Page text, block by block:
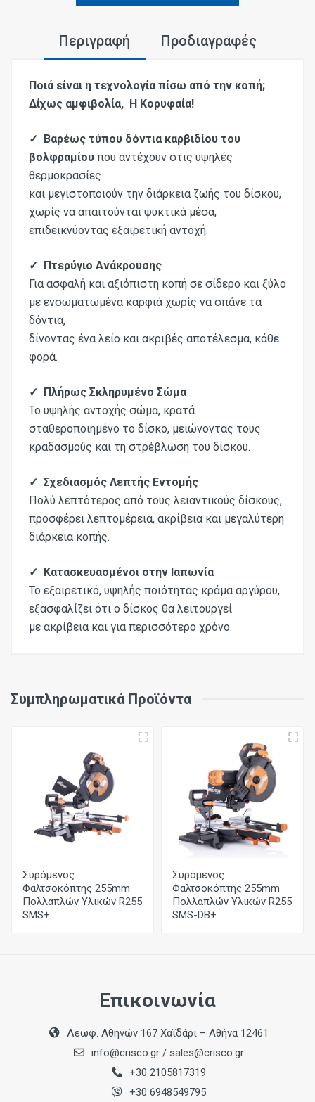
Περιγραφή Προδιαγραφές
Ποιά είναι η τεχνολογία πίσω από την κοπή;
Δίχως αμφιβολία, Η Κορυφαία!
✓ Βαρέως τύπου δόντια καρβιδίου του
βολφραμίου που αντέχουν στις υψηλές
θερμοκρασίες
και μεγιστοποιούν την διάρκεια ζωής του δίσκου,
χωρίς να απαιτούνται ψυκτικά μέσα,
επιδεικνύοντας εξαιρετική αντοχή.
✓ Πτερύγιο Ανάκρουσης
Για ασφαλή και αξιόπιστη κοπή σε σίδερο και ξύλο
με ενσωματωμένα καρφιά χωρίς να σπάνε τα
δόντια,
δίνοντας ένα λείο και ακριβές αποτέλεσμα, κάθε
φορά.
✓ Πλήρως Σκληρυμένο Σώμα
Το υψηλής αντοχής σώμα, κρατά
σταθεροποιημένο το δίσκο, μειώνοντας τους
κραδασμούς και τη στρέβλωση του δίσκου.
✓ Σχεδιασμός Λεπτής Εντομής
Πολύ λεπτότερος από τους λειαντικούς δίσκους,
προσφέρει λεπτομέρεια, ακρίβεια και μεγαλύτερη
διάρκεια κοπής.
✓ Κατασκευασμένοι στην Ιαπωνία
Το εξαιρετικό, υψηλής ποιότητας κράμα αργύρου,
εξασφαλίζει ότι ο δίσκος θα λειτουργεί
με ακρίβεια και για περισσότερο χρόνο.
25,4mm
Δόντια
60
2,4mm
Συμπληρωματικά Προϊόντα
Συρόμενος
Φαλτσοκόπτης 255mm
Πολλαπλών Υλικών R255
SMS+
Συρόμενος
Φαλτσοκόπτης 255mm
Πολλαπλών Υλικών R255
SMS-DB+
Επικοινωνία
Λεωφ. Αθηνών 167 Χαϊδάρι – Αθήνα 12461
info@crisco.gr / sales@crisco.gr
+30 2105817319
+30 6948549795